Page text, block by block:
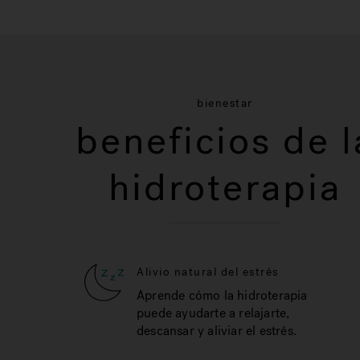
bienestar
beneficios de
hidroterapia
Alivio natural del estrés
Aprende cómo la hidroterapia
puede ayudarte a relajarte,
descansar y aliviar el estrés.